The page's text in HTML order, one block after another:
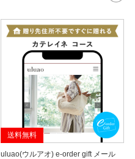
送料無料
uluao(ウルアオ) e-order gift メール